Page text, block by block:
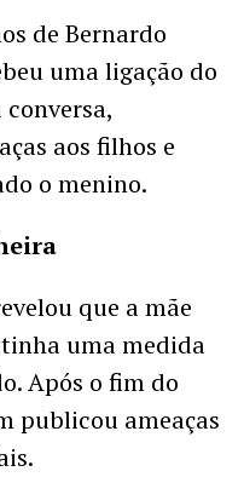
de Bernardo
uma ligação do
aos filhos e
o menino.
que a mãe
tinha uma medida
Após o fim do
publicou ameaças